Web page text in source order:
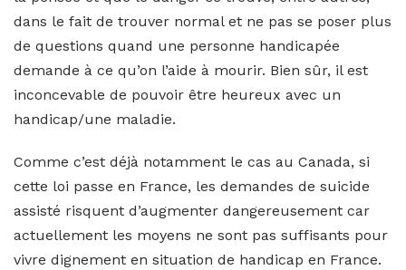
dans le fait de trouver normal et ne pas se poser plus
de questions quand une personne handicapée
demande à ce qu’on l’aide à mourir. Bien sûr, il est
inconcevable de pouvoir être heureux avec un
handicap/une maladie.
Comme c’est déjà notamment le cas au Canada, si
cette loi passe en France, les demandes de suicide
assisté risquent d’augmenter dangereusement car
actuellement les moyens ne sont pas suffisants pour
vivre dignement en situation de handicap en France.